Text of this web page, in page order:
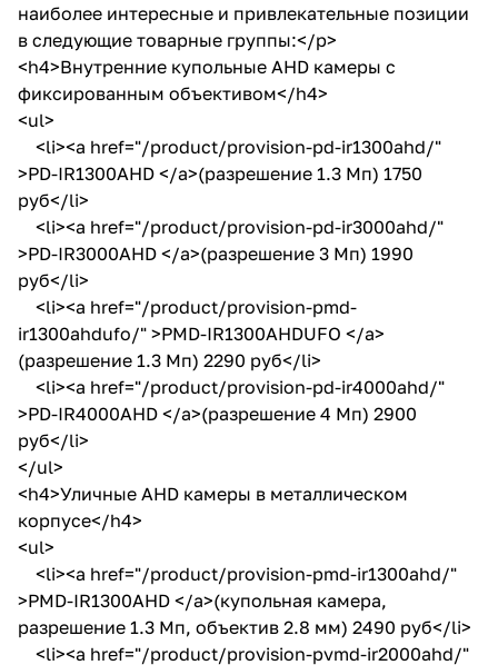
наиболее интересные и привлекательные позиции
в следующие товарные группы:</p>
<h4>Внутренние купольные AHD камеры с
фиксированным объективом</h4>
<ul>
<li><a href="/product/provision-pd-ir1300ahd/"
>PD-IR1300AHD </a>(разрешение 1.3 Мп) 1750
руб</li>
<li><a href="/product/provision-pd-ir3000ahd/"
>PD-IR3000AHD </a>(разрешение 3 Мп) 1990
руб</li>
<li><a href="/product/provision-pmd-
ir1300ahdufo/" >PMD-IR1300AHDUFO </a>
(разрешение 1.3 Мп) 2290 руб</li>
<li><a href="/product/provision-pd-ir4000ahd/"
>PD-IR4000AHD </a>(разрешение 4 Мп) 2900
руб</li>
</ul>
<h4>Уличные AHD камеры в металлическом
корпусе</h4>
<ul>
<li><a href="/product/provision-pmd-ir1300ahd/"
>PMD-IR1300AHD </a>(купольная камера,
разрешение 1.3 Мп, объектив 2.8 мм) 2490 руб</li>
<li><a href="/product/provision-pvmd-ir2000ahd/"